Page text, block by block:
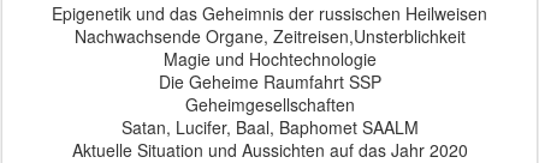
Epigenetik und das Geheimnis der russischen Heilweisen
Nachwachsende Organe, Zeitreisen,Unsterblichkeit
Magie und Hochtechnologie
Die Geheime Raumfahrt SSP
Geheimgesellschaften
Satan, Lucifer, Baal, Baphomet SAALM
Aktuelle Situation und Aussichten auf das Jahr 2020